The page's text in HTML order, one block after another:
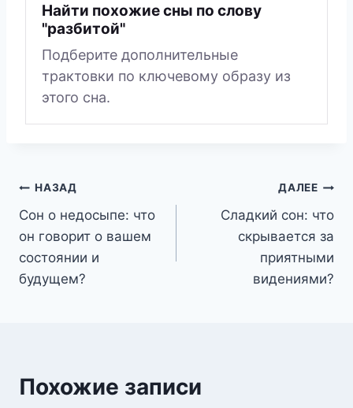
Найти похожие сны по слову
"разбитой"
Подберите дополнительные
трактовки по ключевому образу из
этого сна.
Навигация
по
записям
НАЗАД
Сон о недосыпе: что
он говорит о вашем
состоянии и
будущем?
ДАЛЕЕ
Сладкий сон: что
скрывается за
приятными
видениями?
Похожие записи